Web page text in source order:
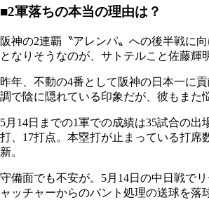
■2軍落ちの本当の理由は？
阪神の2連覇〝アレンパ〟への後半戦に
となりそうなのが、サトテルこと佐藤輝
昨年、不動の4番として阪神の日本一に
調で陰に隠れている印象だが、彼もまた
5月14日までの1軍での成績は35試合の出
打、17打点。本塁打が止まっている打席
新。
守備面でも不安が。5月14日の中日戦で
ャッチャーからのバント処理の送球を落